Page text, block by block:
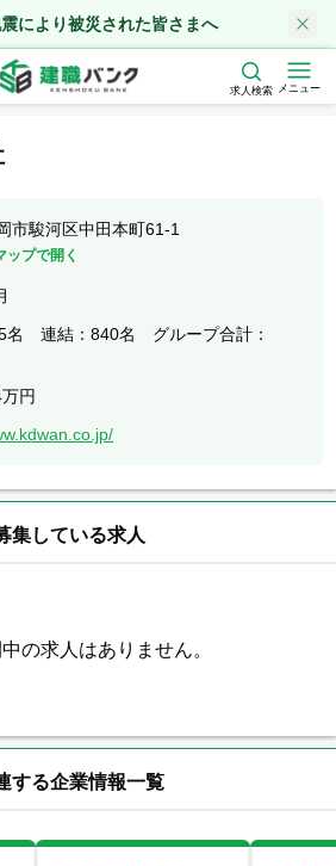
により被災された皆さまへ
求人検索 メニュー
市駿河区中田本町61-1
ップで開く
名 連結：840名 グループ合計：
円
集している求人
の求人はありません。
する企業情報一覧